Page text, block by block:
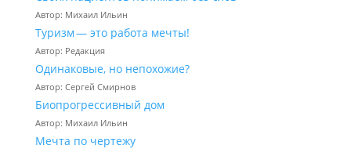
Автор: Михаил Ильин
Туризм — это работа мечты!
Автор: Редакция
Одинаковые, но непохожие?
Автор: Сергей Смирнов
Биопрогрессивный дом
Автор: Михаил Ильин
Мечта по чертежу